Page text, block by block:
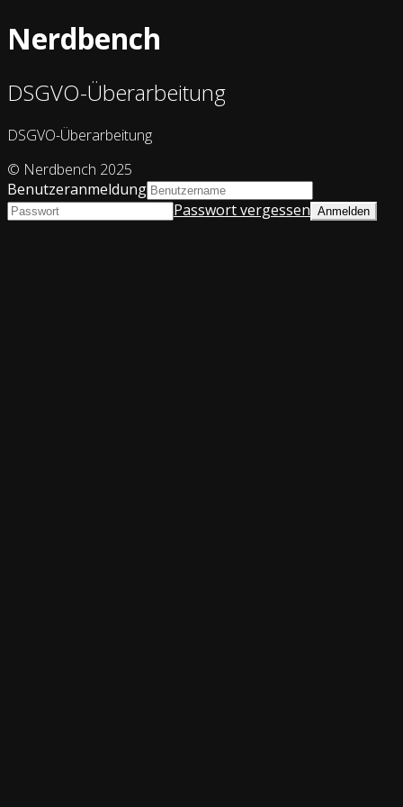
Nerdbench
DSGVO-Überarbeitung
DSGVO-Überarbeitung
© Nerdbench 2025
Benutzeranmeldung
Passwort vergessen